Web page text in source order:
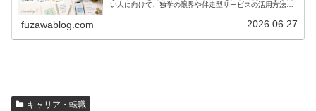
い人に向けて、独学の限界や伴走型サービスの活用方法も
fuzawablog.com 2026.06.27
キャリア・転職